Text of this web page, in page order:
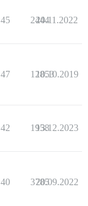
45 2444
20.11.2022
47 12853
10.10.2019
42 1958
13.12.2023
40 3785
20.09.2022